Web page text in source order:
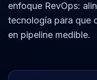
enfoque RevOps:
tecnología para que
en pipeline medible.